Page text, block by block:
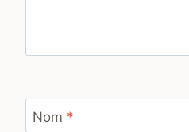
Nom *